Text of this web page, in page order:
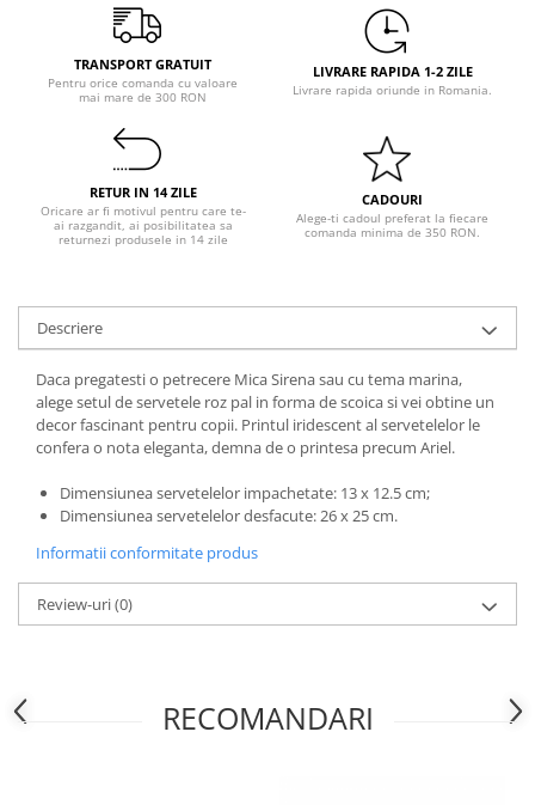
Petreceri Adulti
Petrecere Disco
Petrecere Mexicana
Petrecere Tropicala
Summer Party
Petrecere Majorat
Petrecere 50 ani
Craciun
Anul Nou
Gender Reveal
Baby Shower
Botez
Halloween
Nunta
Paste
Petreceri Aniversare
TRANSPORT GRATUIT
Pentru orice comanda cu valoare
mai mare de 300 RON
LIVRARE RAPIDA 1-2 ZILE
Livrare rapida oriunde in Romania.
RETUR IN 14 ZILE
Oricare ar fi motivul pentru care te-
ai razgandit, ai posibilitatea sa
returnezi produsele in 14 zile
CADOURI
Alege-ti cadoul preferat la fiecare
comanda minima de 350 RON.
Descriere
Daca pregatesti o petrecere Mica Sirena sau cu tema marina,
alege setul de servetele roz pal in forma de scoica si vei obtine un
decor fascinant pentru copii. Printul iridescent al servetelelor le
confera o nota eleganta, demna de o printesa precum Ariel.
Dimensiunea servetelelor impachetate: 13 x 12.5 cm;
Dimensiunea servetelelor desfacute: 26 x 25 cm.
Informatii conformitate produs
Review-uri(0)
RECOMANDARI